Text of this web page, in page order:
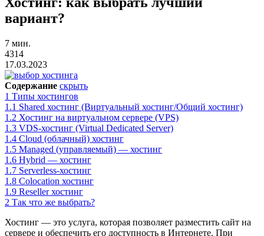
вариант?
7 мин.
4314
17.03.2023
Содержание скрыть
1 Типы хостингов
1.1 Shared хостинг (Виртуальный хостинг/Общий хостинг)
1.2 Хостинг на виртуальном сервере (VPS)
1.3 VDS-хостинг (Virtual Dedicated Server)
1.4 Cloud (облачный) хостинг
1.5 Managed (управляемый) — хостинг
1.6 Hybrid — хостинг
1.7 Serverless-хостинг
1.8 Colocation хостинг
1.9 Reseller хостинг
2 Так что же выбрать?
Хостинг — это услуга, которая позволяет разместить сайт на
сервере и обеспечить его доступность в Интернете. При